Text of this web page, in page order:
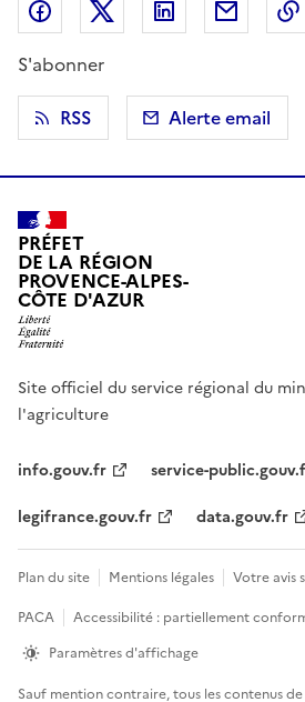
Partager sur Facebook
Partager sur X
Partager sur
S'abonner
RSS
Alerte email
PRÉFET
DE LA RÉGION
PROVENCE-ALPES-
CÔTE D'AZUR
Site officiel du service régional du
l'agriculture
info.gouv.fr
service-
legifrance.gouv.fr
data.gouv.fr
Plan du site Mentions légales
Votre avis
PACA
Accessibilité : partiellement
Paramètres d'affichage
Sauf mention contraire, tous les contenus